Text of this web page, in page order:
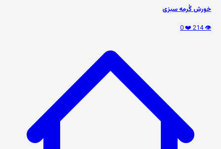
خورش گُرمه سبزی
👁️ 214
❤️ 0